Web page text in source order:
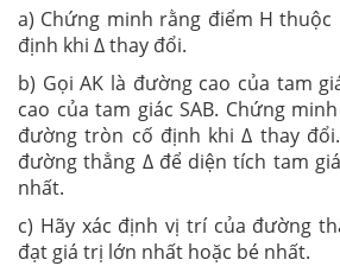
a) Chứng minh rằng điểm H
định khi ∆ thay đổi.
b) Gọi AK là đường cao của tam
cao của tam giác SAB. Chứng
đường tròn cố định khi ∆ thay
đường thẳng ∆ để diện tích tam
nhất.
c) Hãy xác định vị trí của đường
đạt giá trị lớn nhất hoặc bé nhất.